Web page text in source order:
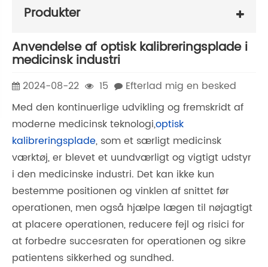
Produkter
Anvendelse af optisk kalibreringsplade i
medicinsk industri
2024-08-22 15
Efterlad mig en besked
Med den kontinuerlige udvikling og fremskridt af
moderne medicinsk teknologi,optisk
kalibreringsplade, som et særligt medicinsk
værktøj, er blevet et uundværligt og vigtigt udstyr
i den medicinske industri. Det kan ikke kun
bestemme positionen og vinklen af ​​snittet før
operationen, men også hjælpe lægen til nøjagtigt
at placere operationen, reducere fejl og risici for
at forbedre succesraten for operationen og sikre
patientens sikkerhed og sundhed.